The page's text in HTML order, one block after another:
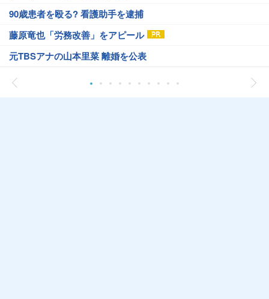
90歳患者を殴る? 看護助手を逮捕
藤原竜也「労務改善」をアピール
元TBSアナの山本里菜 離婚を公表